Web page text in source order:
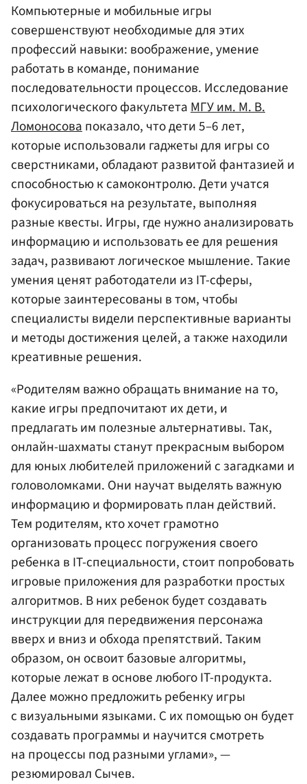
Компьютерные и мобильные игры
совершенствуют необходимые для этих
профессий навыки: воображение, умение
работать в команде, понимание
последовательности процессов. Исследование
психологического факультета МГУ им. М. В.
Ломоносова показало, что дети 5–6 лет,
которые использовали гаджеты для игры со
сверстниками, обладают развитой фантазией и
способностью к самоконтролю. Дети учатся
фокусироваться на результате, выполняя
разные квесты. Игры, где нужно анализировать
информацию и использовать ее для решения
задач, развивают логическое мышление. Такие
умения ценят работодатели из IT-сферы,
которые заинтересованы в том, чтобы
специалисты видели перспективные варианты
и методы достижения целей, а также находили
креативные решения.
«Родителям важно обращать внимание на то,
какие игры предпочитают их дети, и
предлагать им полезные альтернативы. Так,
онлайн-шахматы станут прекрасным выбором
для юных любителей приложений с загадками и
головоломками. Они научат выделять важную
информацию и формировать план действий.
Тем родителям, кто хочет грамотно
организовать процесс погружения своего
ребенка в IT-специальности, стоит попробовать
игровые приложения для разработки простых
алгоритмов. В них ребенок будет создавать
инструкции для передвижения персонажа
вверх и вниз и обхода препятствий. Таким
образом, он освоит базовые алгоритмы,
которые лежат в основе любого IT-продукта.
Далее можно предложить ребенку игры
с визуальными языками. С их помощью он будет
создавать программы и научится смотреть
на процессы под разными углами», —
резюмировал Сычев.